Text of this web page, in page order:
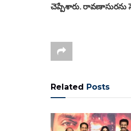
చెప్పేశారు. రావ‌ణాసురను
Related Posts